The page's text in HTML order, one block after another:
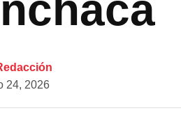
24, 2026